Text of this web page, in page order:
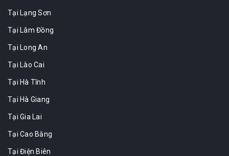
Tại Lạng Sơn
Tại Lâm Đồng
Tại Long An
Tại Lào Cai
Tại Hà Tĩnh
Tại Hà Giang
Tại Gia Lai
Tại Cao Bằng
Tại Điện Biên